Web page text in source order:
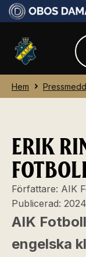
Hem
ERIK
Författare: AIK
Publicerad:
AIK
engelska